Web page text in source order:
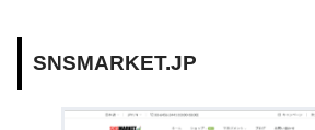
SNSMARKET.JP